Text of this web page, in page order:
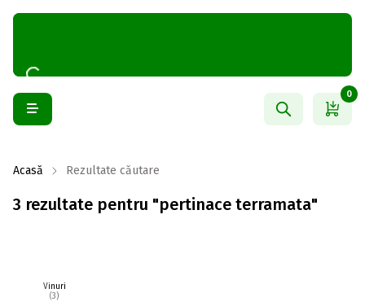
0
Acasă Rezultate căutare
3 rezultate pentru "pertinace terramata"
Vinuri
(3)